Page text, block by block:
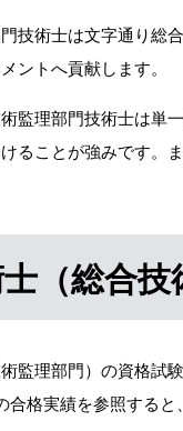
技術士は文字通り総
ントへ貢献します。
監理部門技術士は単
ることが強みです。
（総合
監理部門）の資格試
合格実績を参照すると